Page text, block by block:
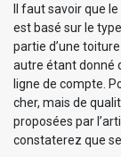
Il faut savoir que
est basé sur le
partie d’une
autre étant donné
ligne de compte.
cher, mais de
proposées par
constaterez que